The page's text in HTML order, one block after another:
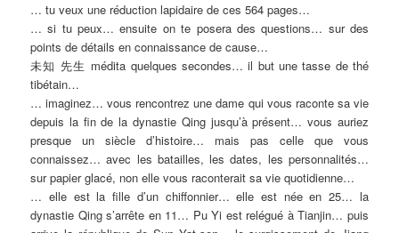
… tu veux une réduction lapidaire de ces 564 pages…
… si tu peux… ensuite on te posera des questions… sur des
points de détails en connaissance de cause…
未知 先生 médita quelques secondes… il but une tasse de thé
tibétain…
… imaginez… vous rencontrez une dame qui vous raconte sa vie
depuis la fin de la dynastie Qing jusqu’à présent… vous auriez
presque un siècle d’histoire… mais pas celle que vous
connaissez… avec les batailles, les dates, les personnalités…
sur papier glacé, non elle vous raconterait sa vie quotidienne…
… elle est la fille d’un chiffonnier… elle est née en 25… la
dynastie Qing s’arrête en 11… Pu Yi est relégué à Tianjin… puis